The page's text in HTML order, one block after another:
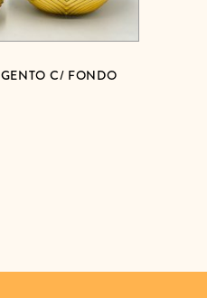
C/ FONDO